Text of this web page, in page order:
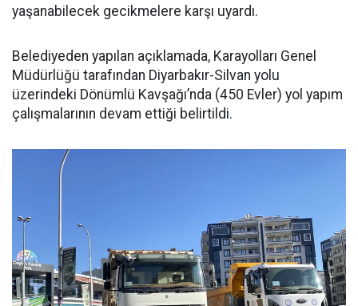
yaşanabilecek gecikmelere karşı uyardı.
Belediyeden yapılan açıklamada, Karayolları Genel
Müdürlüğü tarafından Diyarbakır-Silvan yolu
üzerindeki Dönümlü Kavşağı’nda (450 Evler) yol yapım
çalışmalarının devam ettiği belirtildi.